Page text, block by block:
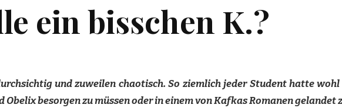
ein bisschen K.?
und zuweilen chaotisch. So ziemlich jeder Student hatte wohl
besorgen zu müssen oder in einem von Kafkas Romanen gelandet